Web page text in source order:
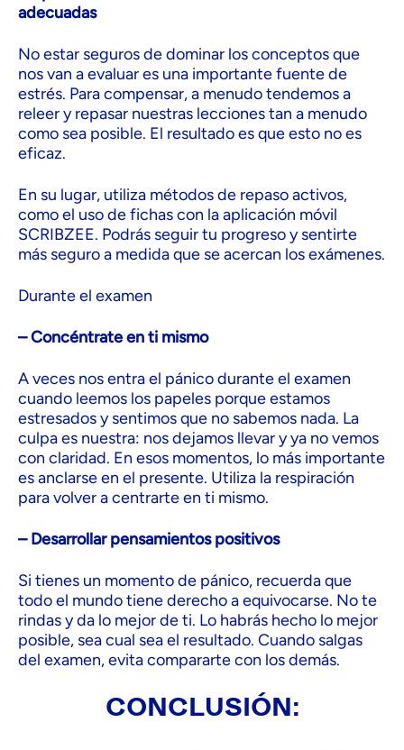
adecuadas
No estar seguros de dominar los conceptos que
nos van a evaluar es una importante fuente de
estrés. Para compensar, a menudo tendemos a
releer y repasar nuestras lecciones tan a menudo
como sea posible. El resultado es que esto no es
eficaz.
En su lugar, utiliza métodos de repaso activos,
como el uso de fichas con la aplicación móvil
SCRIBZEE. Podrás seguir tu progreso y sentirte
más seguro a medida que se acercan los exámenes.
Durante el examen
– Concéntrate en ti mismo
A veces nos entra el pánico durante el examen
cuando leemos los papeles porque estamos
estresados y sentimos que no sabemos nada. La
culpa es nuestra: nos dejamos llevar y ya no vemos
con claridad. En esos momentos, lo más importante
es anclarse en el presente. Utiliza la respiración
para volver a centrarte en ti mismo.
– Desarrollar pensamientos positivos
Si tienes un momento de pánico, recuerda que
todo el mundo tiene derecho a equivocarse. No te
rindas y da lo mejor de ti. Lo habrás hecho lo mejor
posible, sea cual sea el resultado. Cuando salgas
del examen, evita compararte con los demás.
CONCLUSIÓN: